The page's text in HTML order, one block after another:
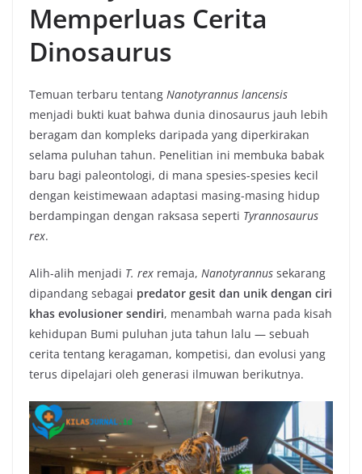
Memperluas Cerita
Dinosaurus
Temuan terbaru tentang Nanotyrannus lancensis
menjadi bukti kuat bahwa dunia dinosaurus jauh lebih
beragam dan kompleks daripada yang diperkirakan
selama puluhan tahun. Penelitian ini membuka babak
baru bagi paleontologi, di mana spesies-spesies kecil
dengan keistimewaan adaptasi masing-masing hidup
berdampingan dengan raksasa seperti Tyrannosaurus
rex.
Alih-alih menjadi T. rex remaja, Nanotyrannus sekarang
dipandang sebagai predator gesit dan unik dengan ciri
khas evolusioner sendiri, menambah warna pada kisah
kehidupan Bumi puluhan juta tahun lalu — sebuah
cerita tentang keragaman, kompetisi, dan evolusi yang
terus dipelajari oleh generasi ilmuwan berikutnya.